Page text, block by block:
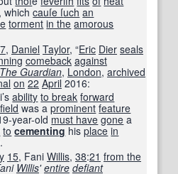
, whichcauſe ſuch an
torment in the amorous
, Daniel Taylor, “Eric Dier seals
comeback against
The Guardian‎, London, archived
on 22 April 2016:
ability to break forward
was aprominent feature
year-old must have gone a
to cementing hisplace in
15, Fani Willis, 38:21 from the
Willis'entire defiant